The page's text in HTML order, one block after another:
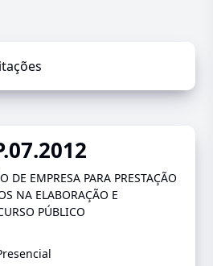
DE EMPRESA PARA PRESTAÇÃO
NA ELABORAÇÃO E
PÚBLICO